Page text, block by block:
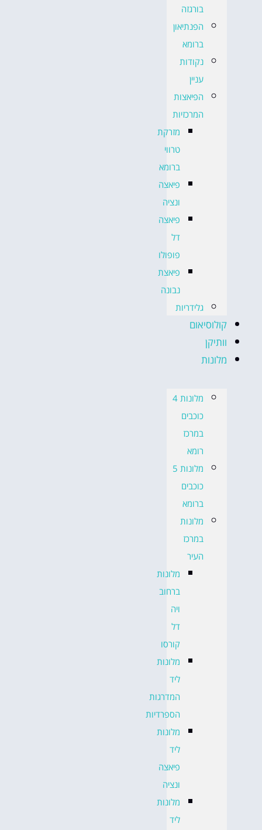
בורגזה
הפנתיאון
ברומא
נקודות
עניין
הפיאצות
המרכזיות
מזרקת
טרווי
ברומא
פיאצה
ונציה
פיאצה
דל
פופולו
פיאצת
נבונה
גלידריות
קולוסיאום
וותיקן
מלונות
מלונות 4
כוכבים
במרכז
רומא
מלונות 5
כוכבים
ברומא
מלונות
במרכז
העיר
מלונות
ברחוב
ויה
דל
קורסו
מלונות
ליד
המדרגות
הספרדיות
מלונות
ליד
פיאצה
ונציה
מלונות
ליד